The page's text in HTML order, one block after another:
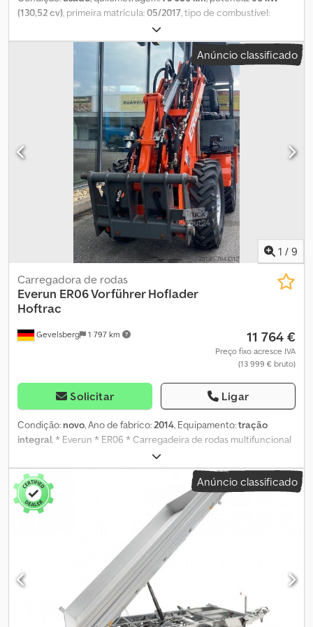
(130,52 cv) , primeira matrícula:05/2017 , tipo de combustível:
, próxima inspeção (TÜV):
branco, tipo de engrenagem:mecânico, Equipamento:ABS, ar
condicionado, fecho centralizado, filtro de partículas,
programa eletrónico de estabilidade (ESP), * 7 lugares * Rádio
com Bluetooth * Sistema de navegação * Ar condicionado
Chodpfx Anovht Sds Eea * Cruise control * Caixa manual de 6
velocidades * Engate de reboque ----Número interno do veículo:
6607----Reservamo-nos o direito a erros e venda prévia.
Anúncio classificado
1 / 9
Gevelsberg 1 797 km
Carregadora de rodas
Everun ER06 Vorführer Hoflader
Hoftrac
11 764 €
Preço fixo acresce IVA
(13 999 € bruto)
Solicitar Ligar
Condição: novo, Ano de fabrico:2014, Equipamento:tração
integral, * Everun * ER06 * Carregadeira de rodas multifuncional
* Máquina demonstrativa, 450 horas * Ano de fabricação: 2014 *
Horas de operação: 450 h (pode variar) * Cor: Vermelha *
Potência: 19,6 kW * Velocidade máxima do motor: 2200 rpm *
Torque máximo: 90/1800 N.m/min * Dimensões totais com
caçamba: 3690 mm x 1200 mm x 2300 mm * Altura de descarga:
2000 mm * Alcance de descarga: 600 mm * Capacidade da
caçamba: 0,4 m³ * Capacidade de elevação: 800 kg * Peso
operacional: 1700 kg * Tempo de elevação: aprox. 8 segundos *
Velocidade de deslocamento: 0-12 km/h * Raio de giro mínimo:
1989 mm * Distância mínima ao solo: 200 mm * Distância entre
eixos: 1340 mm * Sistema de freio hidráulico com dois circuitos *
Freio de mão * Dimensão dos pneus: 27*8,5-15 TL * Sistema
Anúncio classificado